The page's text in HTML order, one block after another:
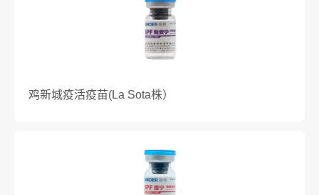
鸡新城疫活疫苗(La Sota株）